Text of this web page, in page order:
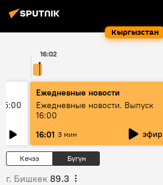
Кыргызстан
16:02
Ежедневные новости
Ежедневные новости. Выпуск
16:00
16:01 3 мин эфир
Кечээ Бүгүн
г. Бишкек 89.3